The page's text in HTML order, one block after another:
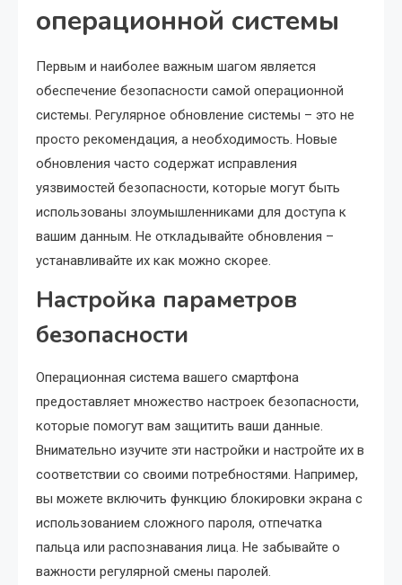
операционной системы
Первым и наиболее важным шагом является
обеспечение безопасности самой операционной
системы. Регулярное обновление системы – это не
просто рекомендация, а необходимость. Новые
обновления часто содержат исправления
уязвимостей безопасности, которые могут быть
использованы злоумышленниками для доступа к
вашим данным. Не откладывайте обновления –
устанавливайте их как можно скорее.
Настройка параметров
безопасности
Операционная система вашего смартфона
предоставляет множество настроек безопасности,
которые помогут вам защитить ваши данные.
Внимательно изучите эти настройки и настройте их в
соответствии со своими потребностями. Например,
вы можете включить функцию блокировки экрана с
использованием сложного пароля, отпечатка
пальца или распознавания лица. Не забывайте о
важности регулярной смены паролей.